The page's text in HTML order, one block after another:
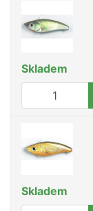
Skladem
Skladem